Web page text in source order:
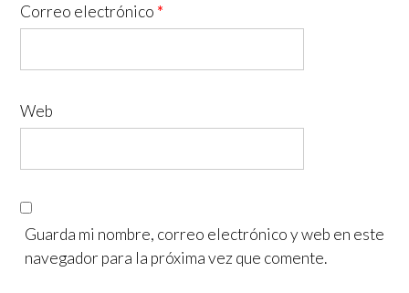
Correo electrónico *
Web
Guarda mi nombre, correo electrónico y web en este
navegador para la próxima vez que comente.